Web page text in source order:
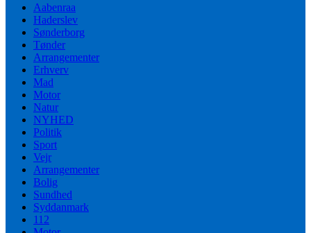
Aabenraa
Haderslev
Sønderborg
Tønder
Arrangementer
Erhverv
Mad
Motor
Natur
NYHED
Politik
Sport
Vejr
Arrangementer
Bolig
Sundhed
Syddanmark
112